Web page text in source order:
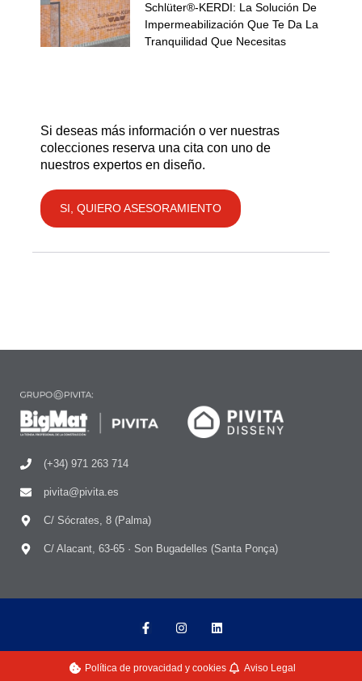
Schlüter®-KERDI: La Solución De
Impermeabilización Que Te Da La
Tranquilidad Que Necesitas
Si deseas más información o ver nuestras
colecciones reserva una cita con uno de
nuestros expertos en diseño.
SI, QUIERO ASESORAMIENTO
(+34) 971 263 714
pivita@pivita.es
C/ Sócrates, 8 (Palma)
C/ Alacant, 63-65 · Son Bugadelles (Santa Ponça)
Política de provacidad y cookies
Aviso Legal